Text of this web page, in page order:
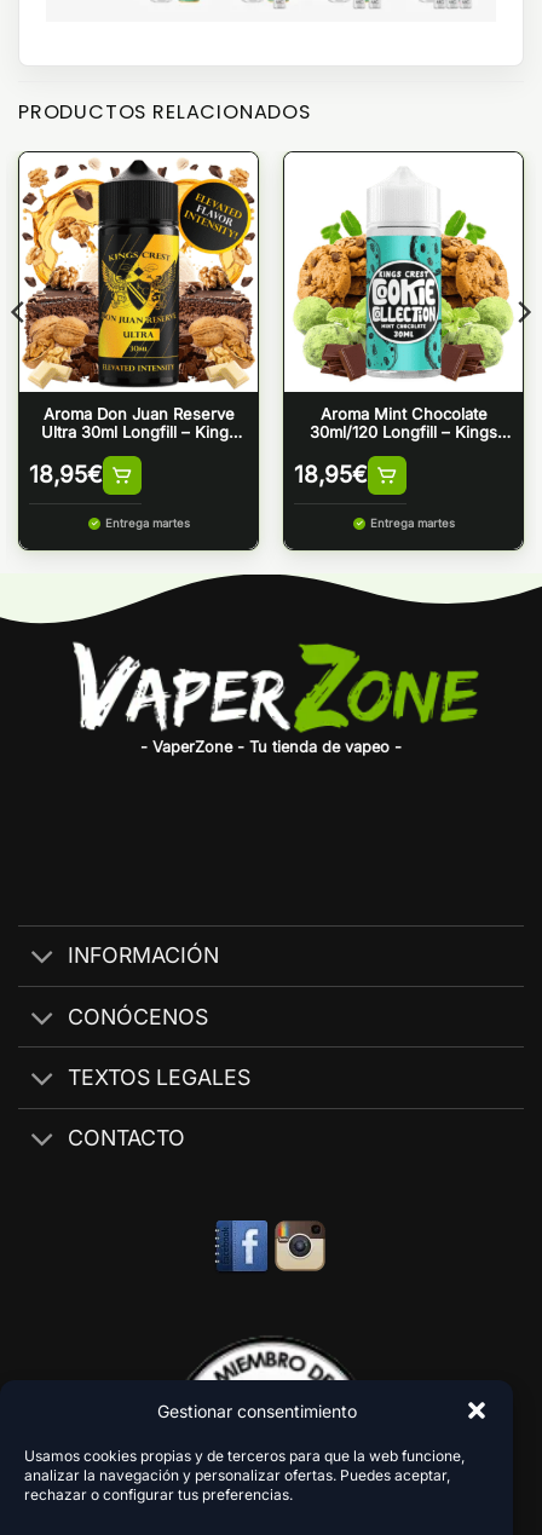
Gestionar consentimiento
Usamos cookies propias y de terceros para que la web funcione,
analizar la navegación y personalizar ofertas. Puedes aceptar,
rechazar o configurar tus preferencias.
PRODUCTOS RELACIONADOS
Aroma Don Juan Reserve
Ultra 30ml Longfill – Kings
18,95€
Entrega martes
Aroma Mint Chocolate
30ml/120 Longfill – Kings
18,95€
Entrega martes
- VaperZone - Tu tienda de vapeo -
INFORMACIÓN
CONÓCENOS
TEXTOS LEGALES
CONTACTO